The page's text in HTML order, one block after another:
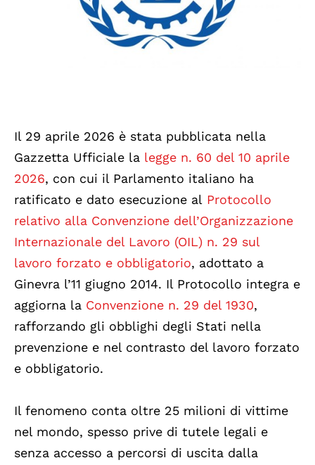
Il 29 aprile 2026 è stata pubblicata nella
Gazzetta Ufficiale la legge n. 60 del 10 aprile
2026, con cui il Parlamento italiano ha
ratificato e dato esecuzione al Protocollo
relativo alla Convenzione dell’Organizzazione
Internazionale del Lavoro (OIL) n. 29 sul
lavoro forzato e obbligatorio, adottato a
Ginevra l’11 giugno 2014. Il Protocollo integra e
aggiorna la Convenzione n. 29 del 1930,
rafforzando gli obblighi degli Stati nella
prevenzione e nel contrasto del lavoro forzato
e obbligatorio.
Il fenomeno conta oltre 25 milioni di vittime
nel mondo, spesso prive di tutele legali e
senza accesso a percorsi di uscita dalla